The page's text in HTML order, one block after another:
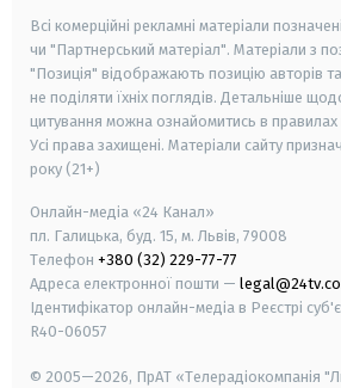
Всі комерційні рекламні матеріали
чи "Партнерський матеріал". Матеріали з
"Позиція" відображають позицію авторів
не поділяти їхніх поглядів. Детальніше
цитування можна ознайомитись в правилах
Усі права захищені. Матеріали сайту
року (21+)
Онлайн-медіа «24 Канал»
пл. Галицька, буд. 15, м. Львів, 79008
Телефон +380 (32) 229-77-77
Адреса електронної пошти —
Ідентифікатор онлайн-медіа в Реєстрі
R40-06057
© 2005—2026, ПрАТ «Телерадіокомпанія